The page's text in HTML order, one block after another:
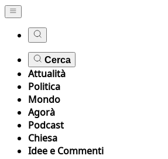
Cerca
Attualità
Politica
Mondo
Agorà
Podcast
Chiesa
Idee e Commenti